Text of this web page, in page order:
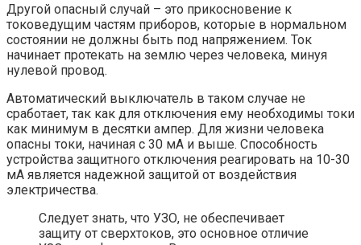
Другой опасный случай – это прикосновение к
токоведущим частям приборов, которые в нормальном
состоянии не должны быть под напряжением. Ток
начинает протекать на землю через человека, минуя
нулевой провод.
Автоматический выключатель в таком случае не
сработает, так как для отключения ему необходимы токи
как минимум в десятки ампер. Для жизни человека
опасны токи, начиная с 30 мА и выше. Способность
устройства защитного отключения реагировать на 10-30
мА является надежной защитой от воздействия
электричества.
Следует знать, что УЗО, не обеспечивает
защиту от сверхтоков, это основное отличие